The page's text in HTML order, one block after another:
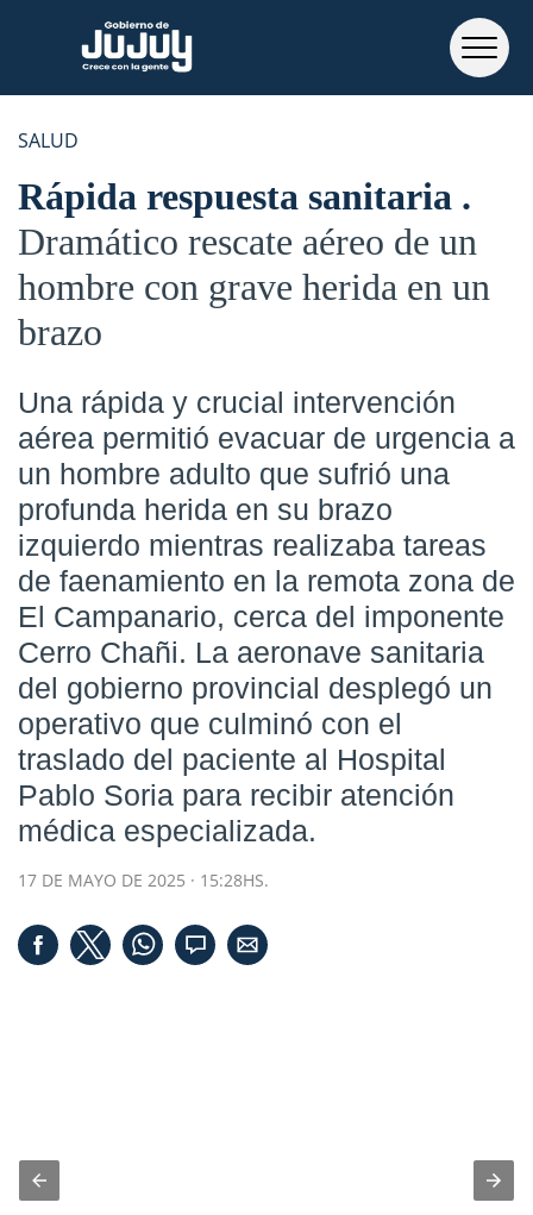
SALUD
Rápida respuesta sanitaria
Dramático rescate aéreo de un
hombre con grave herida en un
brazo
Una rápida y crucial intervención
aérea permitió evacuar de urgencia a
un hombre adulto que sufrió una
profunda herida en su brazo
izquierdo mientras realizaba tareas
de faenamiento en la remota zona de
El Campanario, cerca del imponente
Cerro Chañi. La aeronave sanitaria
del gobierno provincial desplegó un
operativo que culminó con el
traslado del paciente al Hospital
Pablo Soria para recibir atención
médica especializada.
17 DE MAYO DE 2025 · 15:28HS.